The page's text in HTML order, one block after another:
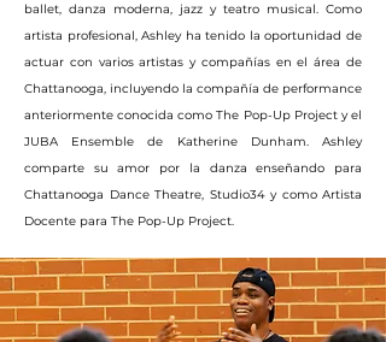
ballet, danza moderna, jazz y teatro musical. Como
artista profesional, Ashley ha tenido la oportunidad de
actuar con varios artistas y compañías en el área de
Chattanooga, incluyendo la compañía de performance
anteriormente conocida como The Pop-Up Project y el
JUBA Ensemble de Katherine Dunham. Ashley
comparte su amor por la danza enseñando para
Chattanooga Dance Theatre, Studio34 y como Artista
Docente para The Pop-Up Project.